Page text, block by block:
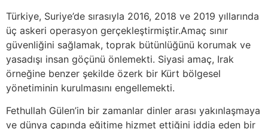
Türkiye, Suriye’de sırasıyla 2016, 2018 ve 2019 yıllarında
üç askeri operasyon gerçekleştirmiştir.Amaç sınır
güvenliğini sağlamak, toprak bütünlüğünü korumak ve
yasadışı insan göçünü önlemekti. Siyasi amaç, Irak
örneğine benzer şekilde özerk bir Kürt bölgesel
yönetiminin kurulmasını engellemekti.
Fethullah Gülen’in bir zamanlar dinler arası yakınlaşmaya
ve dünya çapında eğitime hizmet ettiğini iddia eden bir